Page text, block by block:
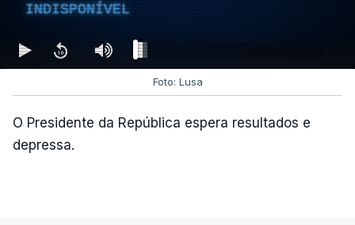
INDISPONÍVEL
Foto: Lusa
O Presidente da República espera resultados e
depressa.